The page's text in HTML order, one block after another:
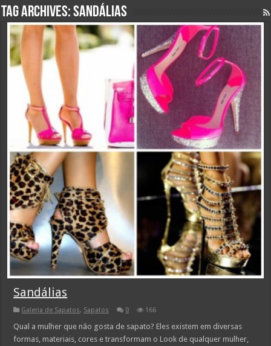
Tag Archives:Sandálias
Sandálias
Galeria de Sapatos, Sapatos 0 166
Qual a mulher que não gosta de sapato? Eles existem em diversas
formas, materiais, cores e transformam o Look de qualquer mulher,